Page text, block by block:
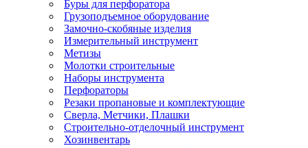
Буры для перфоратора
Грузоподъемное оборудование
Замочно-скобяные изделия
Измерительный инструмент
Метизы
Молотки строительные
Наборы инструмента
Перфораторы
Резаки пропановые и комплектующие
Сверла, Метчики, Плашки
Строительно-отделочный инструмент
Хозинвентарь